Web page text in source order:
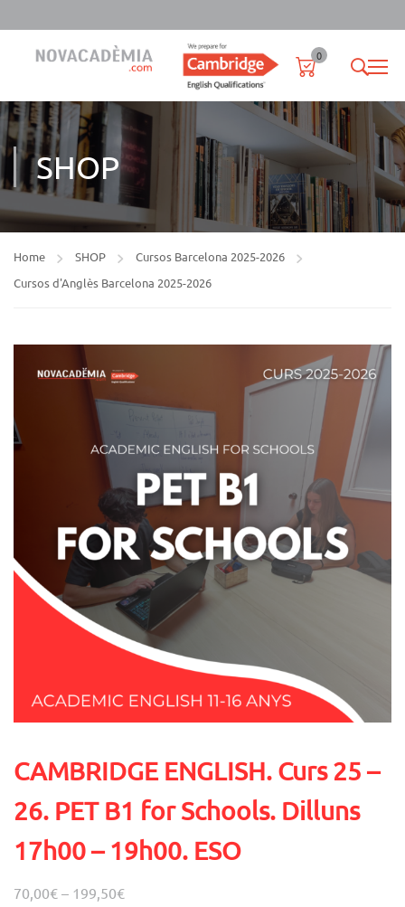
0
SHOP
Home SHOP
Cursos Barcelona 2025-2026
Cursos d'Anglès Barcelona 2025-2026
CAMBRIDGE ENGLISH. Curs 25 –
26. PET B1 for Schools. Dilluns
17h00 – 19h00. ESO
70,00€ – 199,50€